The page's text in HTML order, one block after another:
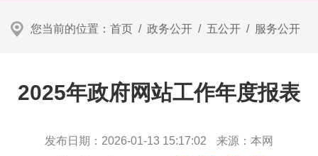
您当前的位置： 首页 / 政务公开 / 五公开 / 服务公开
2025年政府网站工作年度报表
发布日期： 2026-01-13 15:17:02 来源： 本网